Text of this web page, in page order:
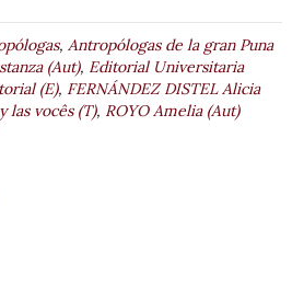
, Antropólogas de la gran Puna
(Aut), Editorial Universitaria
(E), FERNÁNDEZ DISTEL Alicia
las vocês (T), ROYO Amelia (Aut)